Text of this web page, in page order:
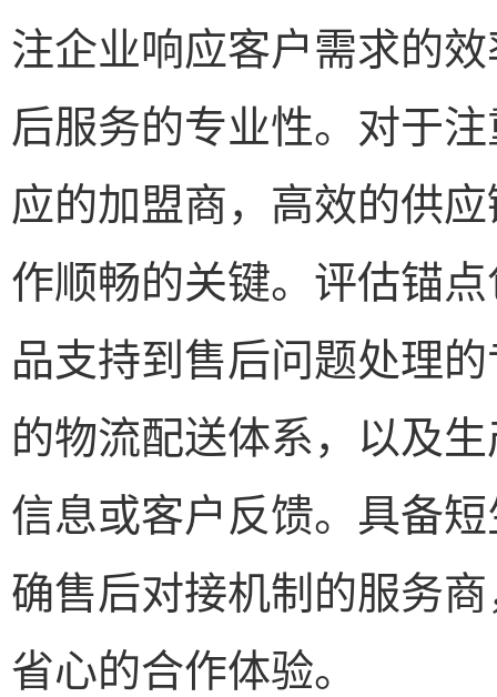
注企业响应客户需求的
后服务的专业性。对于
应的加盟商，高效的供
作顺畅的关键。评估锚
品支持到售后问题处理
的物流配送体系，以及
信息或客户反馈。具备
确售后对接机制的服务
省心的合作体验。